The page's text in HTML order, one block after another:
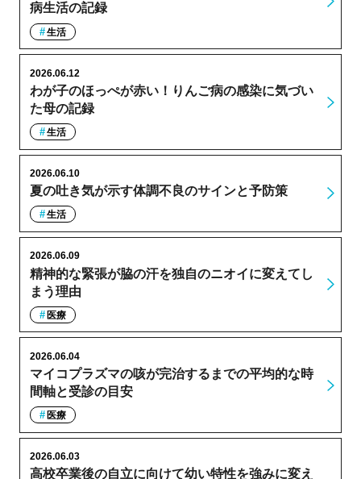
病生活の記録
生活
わが子のほっぺが赤い！りんご病の感染に気づい
た母の記録
2026.06.12
生活
夏の吐き気が示す体調不良のサインと予防策
2026.06.10
生活
精神的な緊張が脇の汗を独自のニオイに変えてし
まう理由
2026.06.09
医療
マイコプラズマの咳が完治するまでの平均的な時
間軸と受診の目安
2026.06.04
医療
高校卒業後の自立に向けて幼い特性を強みに変え
2026.06.03